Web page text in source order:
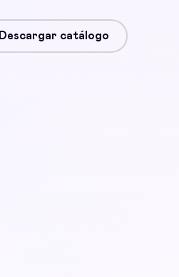
Descargar catálogo